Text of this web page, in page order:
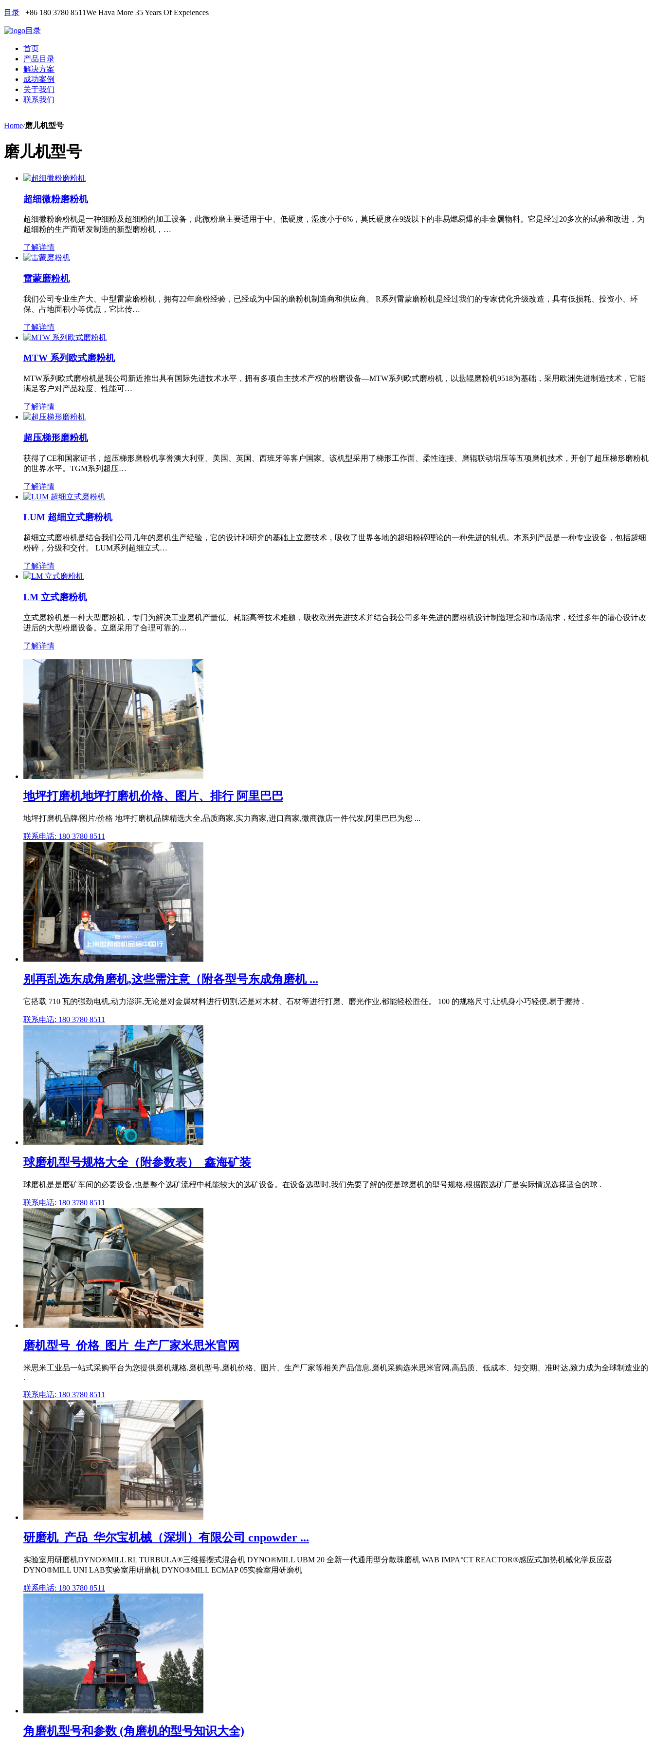
目录 +86 180 3780 8511We Hava More 35 Years Of Expeiences
目录
首页
产品目录
解决方案
成功案例
关于我们
联系我们
Home/磨儿机型号
磨儿机型号
超细微粉磨粉机
超细微粉磨粉机是一种细粉及超细粉的加工设备，此微粉磨主要适用于中、低硬度，湿度小于6%，莫氏硬度在9级以下的非易燃易爆的非金属物料。它是经过20多次的试验和改进，为
超细粉的生产而研发制造的新型磨粉机，…
了解详情
雷蒙磨粉机
我们公司专业生产大、中型雷蒙磨粉机，拥有22年磨粉经验，已经成为中国的磨粉机制造商和供应商。 R系列雷蒙磨粉机是经过我们的专家优化升级改造，具有低损耗、投资小、环
保、占地面积小等优点，它比传…
了解详情
MTW 系列欧式磨粉机
MTW系列欧式磨粉机是我公司新近推出具有国际先进技术水平，拥有多项自主技术产权的粉磨设备—MTW系列欧式磨粉机，以悬辊磨粉机9518为基础，采用欧洲先进制造技术，它能
满足客户对产品粒度、性能可…
了解详情
超压梯形磨粉机
获得了CE和国家证书，超压梯形磨粉机享誉澳大利亚、美国、英国、西班牙等客户国家。该机型采用了梯形工作面、柔性连接、磨辊联动增压等五项磨机技术，开创了超压梯形磨粉机
的世界水平。TGM系列超压…
了解详情
LUM 超细立式磨粉机
超细立式磨粉机是结合我们公司几年的磨机生产经验，它的设计和研究的基础上立磨技术，吸收了世界各地的超细粉碎理论的一种先进的轧机。本系列产品是一种专业设备，包括超细
粉碎，分级和交付。 LUM系列超细立式…
了解详情
LM 立式磨粉机
立式磨粉机是一种大型磨粉机，专门为解决工业磨机产量低、耗能高等技术难题，吸收欧洲先进技术并结合我公司多年先进的磨粉机设计制造理念和市场需求，经过多年的潜心设计改
进后的大型粉磨设备。立磨采用了合理可靠的…
了解详情
地坪打磨机地坪打磨机价格、图片、排行 阿里巴巴
地坪打磨机品牌/图片/价格 地坪打磨机品牌精选大全,品质商家,实力商家,进口商家,微商微店一件代发,阿里巴巴为您 ...
联系电话: 180 3780 8511
别再乱选东成角磨机,这些需注意（附各型号东成角磨机 ...
它搭载 710 瓦的强劲电机,动力澎湃,无论是对金属材料进行切割,还是对木材、石材等进行打磨、磨光作业,都能轻松胜任。 100 的规格尺寸,让机身小巧轻便,易于握持 .
联系电话: 180 3780 8511
球磨机型号规格大全（附参数表）_鑫海矿装
球磨机是是磨矿车间的必要设备,也是整个选矿流程中耗能较大的选矿设备。在设备选型时,我们先要了解的便是球磨机的型号规格,根据跟选矿厂是实际情况选择适合的球 .
联系电话: 180 3780 8511
磨机型号_价格_图片_生产厂家米思米官网
米思米工业品一站式采购平台为您提供磨机规格,磨机型号,磨机价格、图片、生产厂家等相关产品信息,磨机采购选米思米官网,高品质、低成本、短交期、准时达,致力成为全球制造业的
.
联系电话: 180 3780 8511
研磨机_产品_华尔宝机械（深圳）有限公司 cnpowder ...
实验室用研磨机DYNO®MILL RL TURBULA®三维摇摆式混合机 DYNO®MILL UBM 20 全新一代通用型分散珠磨机 WAB IMPA°CT REACTOR®感应式加热机械化学反应器
DYNO®MILL UNI LAB实验室用研磨机 DYNO®MILL ECMAP 05实验室用研磨机
联系电话: 180 3780 8511
角磨机型号和参数 (角磨机的型号知识大全)